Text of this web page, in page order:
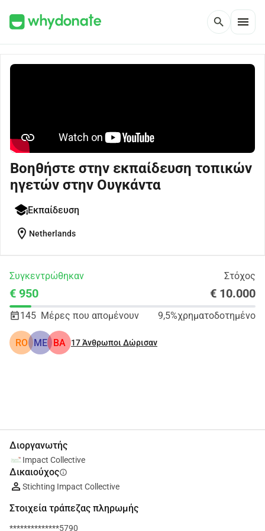
search menu
Βοηθήστε στην εκπαίδευση τοπικών
ηγετών στην Ουγκάντα
Εκπαίδευση
location_on Netherlands
Συγκεντρώθηκαν Στόχος
€ 950 € 10.000
145 Μέρες που απομένουν 9,5%χρηματοδοτημένο
RO ME BA 17Άνθρωποι Δώρισαν
Διοργανωτής
Impact Collective
Δικαιούχοςinfo
Stichting Impact Collective
Στοιχεία τράπεζας πληρωμής
**************5790